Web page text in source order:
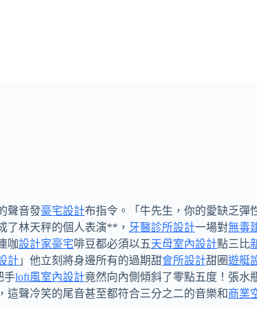
聲音發豪宅設計布指令。「牛先生，你的愛缺乏彈
了林天秤的個人表演**， 牙醫診所設計一場對無毒
咖設計家豪宅啡豆都必須以五天母室內設計點三比
計 」他立刻將身邊所有的過期甜會所設計甜圈遊艇
手loft風室內設計竟然向內側傾斜了零點五度！張水
聲冷笑的尾音甚至都符合三分之二的音樂和商業